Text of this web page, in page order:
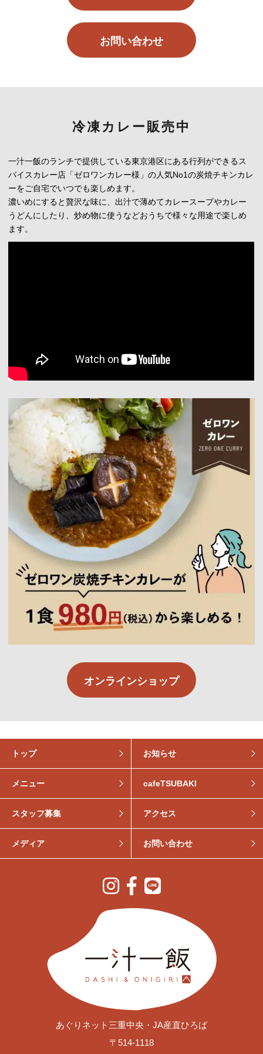
お問い合わせ
冷凍カレー販売中
一汁一飯のランチで提供している東京港区にある行列ができるス
パイスカレー店「ゼロワンカレー様」の人気No1の炭焼チキンカレ
ーをご自宅でいつでも楽しめます。
濃いめにすると贅沢な味に、出汁で薄めてカレースープやカレー
うどんにしたり、炒め物に使うなどおうちで様々な用途で楽しめ
ます。
オンラインショップ
トップ お知らせ
メニュー cafeTSUBAKI
スタッフ募集 アクセス
メディア お問い合わせ
あぐりネット三重中央・JA産直ひろば
〒514-1118